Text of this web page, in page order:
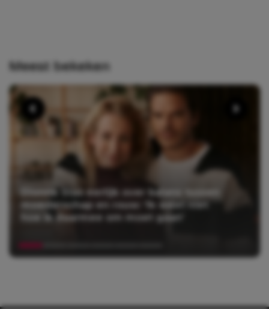
Meest bekeken
Dionne Stax eerlijk over balans tussen
moederschap en rouw: ‘Ik weet niet
hoe ik daarmee om moet gaan’